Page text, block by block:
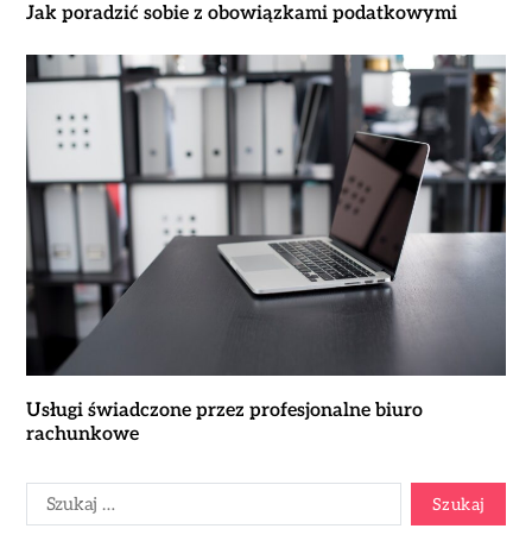
Jak poradzić sobie z obowiązkami podatkowymi
Usługi świadczone przez profesjonalne biuro
rachunkowe